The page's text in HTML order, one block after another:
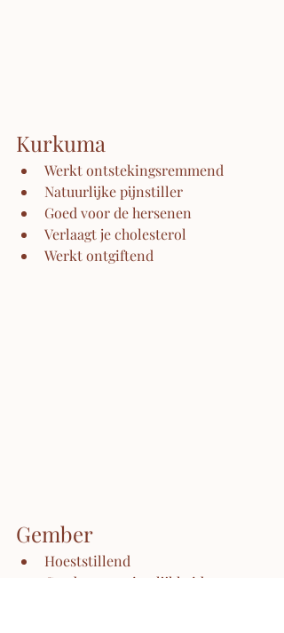
Kurkuma
Werkt ontstekingsremmend
Natuurlijke pijnstiller
Goed voor de hersenen
Verlaagt je cholesterol
Werkt ontgiftend
Gember
Hoeststillend
Goed tegen misselijkheid en